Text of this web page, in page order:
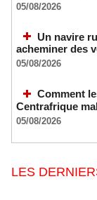
05/08/2026
Un navire
acheminer des
05/08/2026
Comment
Centrafrique
05/08/2026
LES